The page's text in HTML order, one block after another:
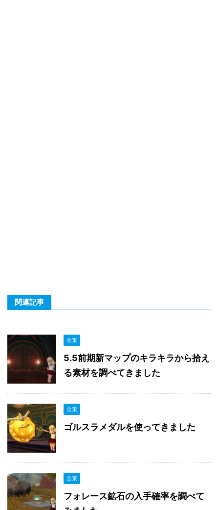
関連記事
金策
5.5前期新マップのキラキラから拾え
る素材を調べてきました
金策
ゴルスラメダルを使ってきました
金策
フォレース鉱石の入手確率を調べて